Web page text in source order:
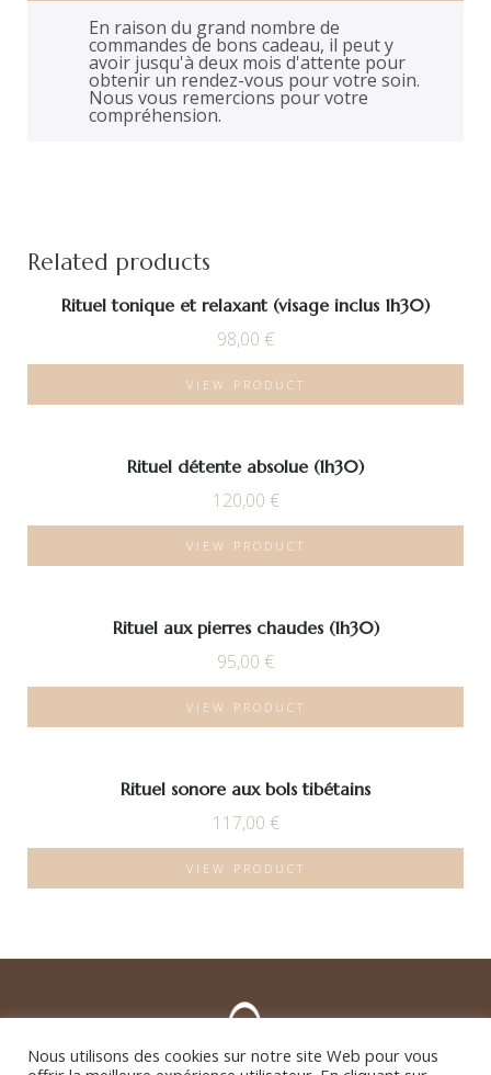
En raison du grand nombre de
commandes de bons cadeau, il peut y
avoir jusqu'à deux mois d'attente pour
obtenir un rendez-vous pour votre soin.
Nous vous remercions pour votre
compréhension.
Related products
Rituel tonique et relaxant (visage inclus 1h30)
98,00 €
VIEW PRODUCT
Rituel détente absolue (1h30)
120,00 €
VIEW PRODUCT
Rituel aux pierres chaudes (1h30)
95,00 €
VIEW PRODUCT
Rituel sonore aux bols tibétains
117,00 €
VIEW PRODUCT
Nous utilisons des cookies sur notre site Web pour vous